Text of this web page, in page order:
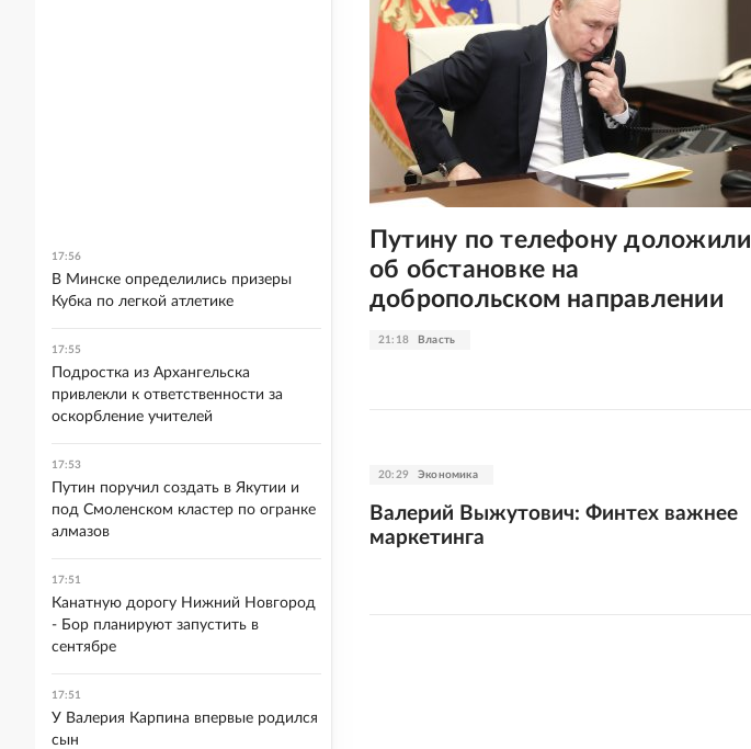
21:18 Власть
Путину по телефону доложили
об обстановке на
добропольском направлении
20:29 Экономика
Валерий Выжутович: Финтех важнее
маркетинга
17:56
В Минске определились призеры
Кубка по легкой атлетике
17:55
Подростка из Архангельска
привлекли к ответственности за
оскорбление учителей
17:53
Путин поручил создать в Якутии и
под Смоленском кластер по огранке
алмазов
17:51
Канатную дорогу Нижний Новгород
- Бор планируют запустить в
сентябре
17:51
У Валерия Карпина впервые родился
сын